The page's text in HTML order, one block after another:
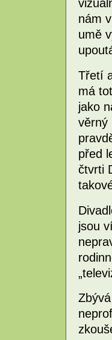
nám
umě
Třetí
má
jako
věrný
před
čtvrti
jsou